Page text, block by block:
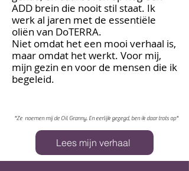
ADD brein die nooit stil staat. Ik
werk al jaren met de essentiële
oliën van DoTERRA.
Niet omdat het een mooi verhaal is,
maar omdat het werkt. Voor mij,
mijn gezin en voor de mensen die ik
begeleid.
"Ze noemen mij de Oil Granny. En eerlijk gezegd, ben ik daar trots op"
Lees mijn verhaal